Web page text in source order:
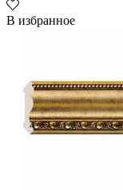
В избранное